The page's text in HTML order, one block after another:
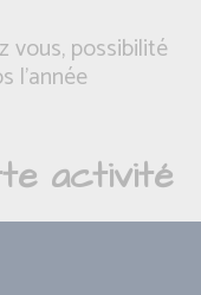
vous, possibilité
l'année
activité